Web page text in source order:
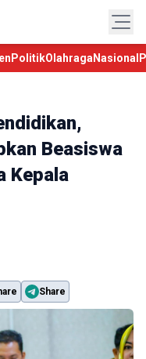
PolitikOlahraga Nasional
Beasiswa
Kepala
Share